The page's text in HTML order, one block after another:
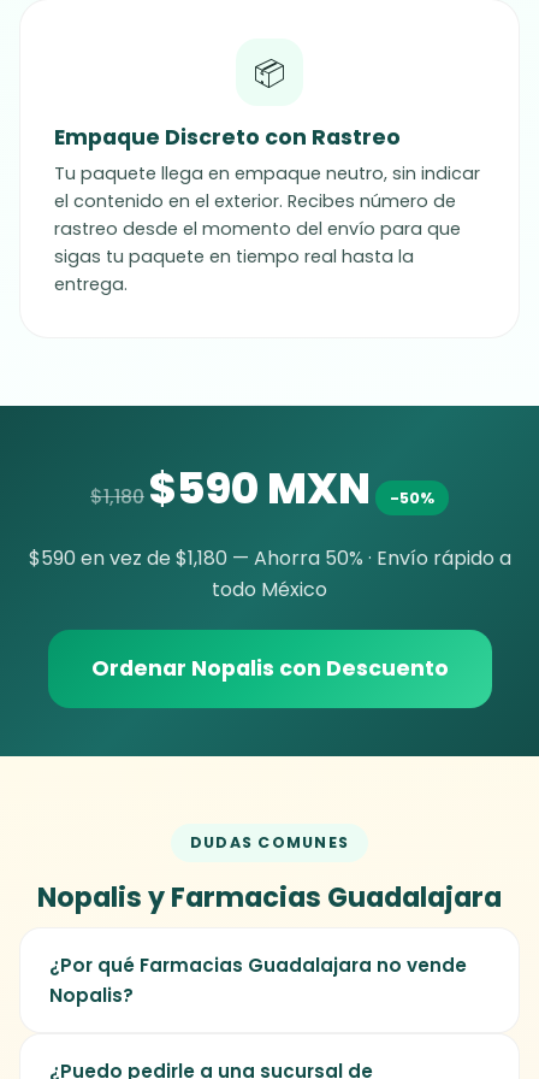
📦
Empaque Discreto con Rastreo
Tu paquete llega en empaque neutro, sin indicar
el contenido en el exterior. Recibes número de
rastreo desde el momento del envío para que
sigas tu paquete en tiempo real hasta la
entrega.
$1,180 $590 MXN -50%
$590 en vez de $1,180 — Ahorra 50% · Envío rápido a
todo México
Ordenar Nopalis con Descuento
DUDAS COMUNES
Nopalis y Farmacias Guadalajara
¿Por qué Farmacias Guadalajara no vende
Nopalis?
¿Puedo pedirle a una sucursal de